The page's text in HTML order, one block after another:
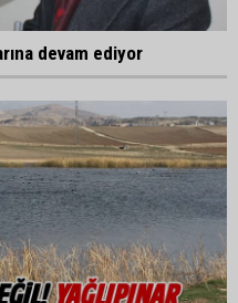
devam ediyor